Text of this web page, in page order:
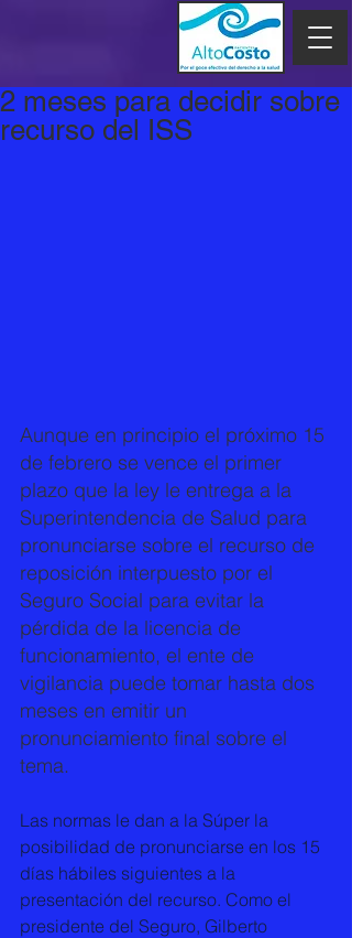
2 meses para decidir sobre
recurso del ISS
Aunque en principio el próximo 15
de febrero se vence el primer
plazo que la ley le entrega a la
Superintendencia de Salud para
pronunciarse sobre el recurso de
reposición interpuesto por el
Seguro Social para evitar la
pérdida de la licencia de
funcionamiento, el ente de
vigilancia puede tomar hasta dos
meses en emitir un
pronunciamiento final sobre el
tema.
Las normas le dan a la Súper la
posibilidad de pronunciarse en los 15
días hábiles siguientes a la
presentación del recurso. Como el
presidente del Seguro, Gilberto